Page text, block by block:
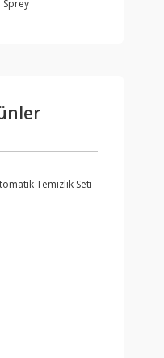
Sprey